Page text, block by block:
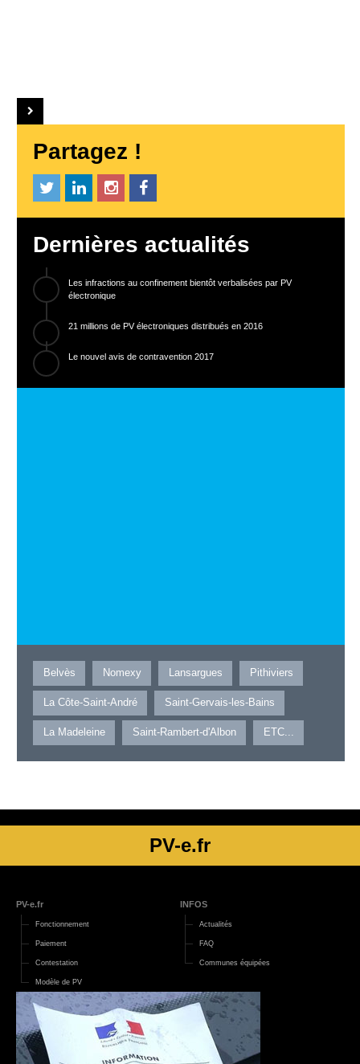
Partagez !
Dernières actualités
Les infractions au confinement bientôt verbalisées par PV
électronique
21 millions de PV électroniques distribués en 2016
Le nouvel avis de contravention 2017
Belvès Nomexy Lansargues Pithiviers
La Côte-Saint-André Saint-Gervais-les-Bains
La Madeleine Saint-Rambert-d'Albon ETC...
PV-e.fr
PV-e.fr
Fonctionnement
Paiement
Contestation
Modèle de PV
INFOS
Actualités
FAQ
Communes équipées